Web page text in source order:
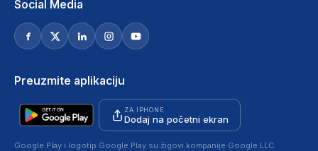
Social Media
Preuzmite aplikaciju
ZA IPHONE
Dodaj na početni ekran
Google Play i logotip Google Play su žigovi kompanije Google LLC.